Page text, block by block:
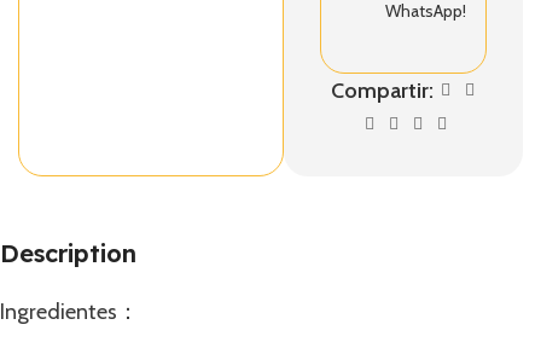
WhatsApp!
Compartir:
Description
Ingredientes：